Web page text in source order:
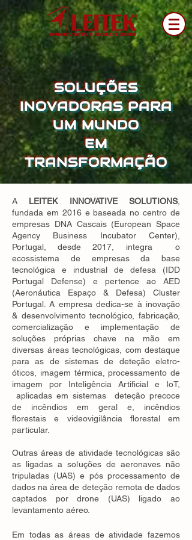
SOLUÇÕES
INOVADORAS PARA
UM MUNDO
EM
TRANSFORMAÇÃO
A LEITEK INNOVATIVE SOLUTIONS,
fundada em 2016 e baseada no centro de
empresas DNA Cascais (European Space
Agency Business Incubator Center),
Portugal, desde 2017, integra o
ecossistema de empresas da base
tecnológica e industrial de defesa (IDD
Portugal Defense) e pertence ao AED
(Aeronáutica Espaço & Defesa) Cluster
Portugal. A empresa dedica-se à inovação
& desenvolvimento tecnológico, fabricação,
comercialização e implementação de
soluções próprias chave na mão em
diversas áreas tecnológicas, com destaque
para as de sistemas de deteção eletro-
óticos, imagem térmica, processamento de
imagem por Inteligência Artificial e IoT,
aplicadas em sistemas deteção precoce
de incêndios em geral e, incêndios
florestais e videovigilância florestal em
particular.
Outras áreas de atividade tecnológicas são
as ligadas a soluções de aeronaves não
tripuladas (UAS) e pós processamento de
dados na área de deteção remota de dados
captados por drone (UAS) ligado ao
levantamento aéreo.
Em todas as áreas de atividade fazemos